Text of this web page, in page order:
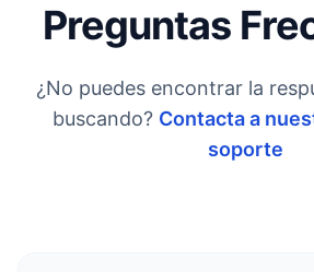
Preguntas
¿No puedes encontrar la
buscando? Contacta a
soporte